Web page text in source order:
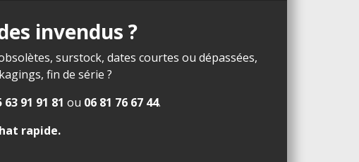
invendus ?
surstock, dates courtes ou dépassées,
fin de série ?
63 91 91 81 ou 06 81 76 67 44.
rapide.